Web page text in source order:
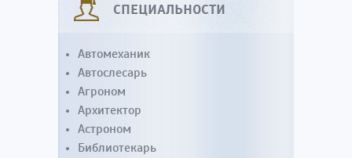
СПЕЦИАЛЬНОСТИ
Автомеханик
Автослесарь
Агроном
Архитектор
Астроном
Библиотекарь